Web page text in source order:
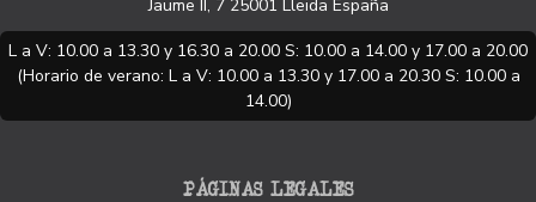
Jaume II, 7 25001 Lleida España
L a V: 10.00 a 13.30 y 16.30 a 20.00 S: 10.00 a 14.00 y 17.00 a 20.00
(Horario de verano: L a V: 10.00 a 13.30 y 17.00 a 20.30 S: 10.00 a
14.00)
PÁGINAS LEGALES